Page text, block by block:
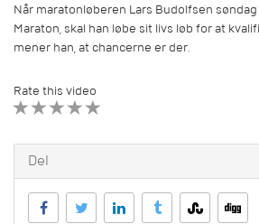
Når maratonløberen Lars Budolfsen
Maraton, skal han løbe sit livs løb for at
mener han, at chancerne er der.
Rate this video
Del